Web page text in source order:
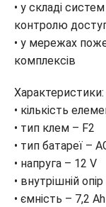
• у складі
контролю
• у мережах
комплексів
Характеристики:
• кількість
• тип клем – F2
• тип батареї –
• напруга – 12 V
• внутрішній
• ємність – 7,2 Ah